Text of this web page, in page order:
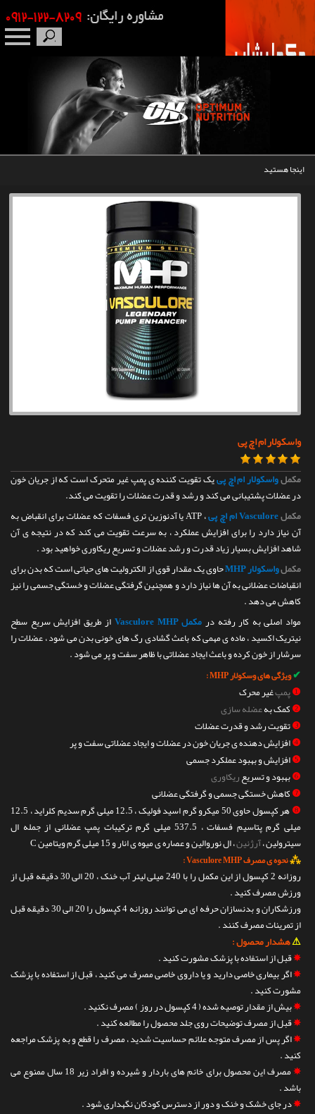
اینجا هستید
واسکولار ام اچ پی
مکملواسکولار ام اچ پییک تقویت کننده ی پمپ غیر متحرک است که از جریان خون
در عضلات پشتیبانی می کند و رشد و قدرت عضلات را تقویت می کند.
مکملVasculore ام اچ پی
، ATP یا آدنوزین تری فسفات که عضلات برای انقباض به
آن نیاز دارد را برای افزایش عملکرد ، به سرعت تقویت می کند که در نتیجه ی آن
شاهد افزایش بسیار زیاد قدرت و رشد عضلات و تسریع ریکاوری خواهید بود .
مکملواسکولار MHP
حاوی یک مقدار قوی از الکترولیت های حیاتی است که بدن برای
انقباضات عضلانی به آن ها نیاز دارد و همچنین گرفتگی عضلات و خستگی جسمی را نیز
کاهش می دهد .
مواد اصلی به کار رفته درمکمل Vasculore MHP
از طریق افزایش سریع سطح
نیتریک اکسید ، ماده ی مهمی که باعث گشادی رگ های خونی بدن می شود ، عضلات را
سرشار از خون کرده و باعث ایجاد عضلاتی با ظاهر سفت و پر می شود .
✔ویژگی های وسکولار MHP :
❶پمپغیر محرک
❷کمک بهعضله سازی
❸تقویت رشد و قدرت عضلات
❹افزایش دهنده ی جریان خون در عضلات و ایجاد عضلاتی سفت و پر
❺افزایش و بهبود عملکرد جسمی
❻بهبود و تسریعریکاوری
❼کاهش خستگی جسمی و گرفتگی عضلانی
❽
هر کپسول حاوی 50 میکرو گرم اسید فولیک ، 12.5 میلی گرم سدیم کلراید ، 12.5
میلی گرم پتاسیم فسفات ، 537.5 میلی گرم ترکیبات پمپ عضلانی از جمله ال
سیترولین ،آرژنین، ال نوروالین و عصاره ی میوه ی انار و 15 میلی گرم ویتامین C
⁂نحوه ی مصرف Vasculore MHP :
روزانه 2 کپسول از این مکمل را با 240 میلی لیتر آب خنک ، 20 الی 30 دقیقه قبل از
ورزش مصرف کنید .
ورزشکاران و بدنسازان حرفه ای می توانند روزانه 4 کپسول را 20 الی 30 دقیقه قبل
از تمرینات مصرف کنند .
⚠هشدار محصول :
✵قبل از استفاده با پزشک مشورت کنید .
✵اگر بیماری خاصی دارید و یا داروی خاصی مصرف می کنید ، قبل از استفاده با پزشک
مشورت کنید .
✵بیش از مقدار توصیه شده ( 4 کپسول در روز ) مصرف نکنید .
✵قبل از مصرف توضیحات روی جلد محصول را مطالعه کنید .
✵اگر پس از مصرف متوجه علائم حساسیت شدید ، مصرف را قطع و به پزشک مراجعه
کنید .
✵
مصرف این محصول برای خانم های باردار و شیرده و افراد زیر 18 سال ممنوع می
باشد .
✵در جای خشک و خنک و دور از دسترس کودکان نگهداری شود .